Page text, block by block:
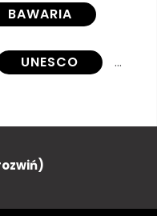
BAWARIA
UNESCO
KOLOR
WEWNĄTRZ